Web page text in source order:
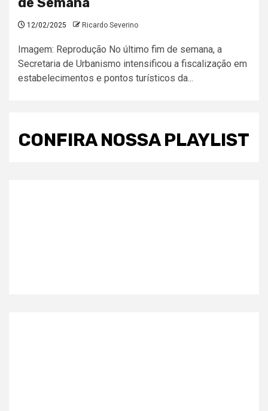
12/02/2025 Ricardo Severino
Imagem: Reprodução No último fim de semana, a
Secretaria de Urbanismo intensificou a fiscalização em
estabelecimentos e pontos turísticos da...
CONFIRA NOSSA PLAYLIST